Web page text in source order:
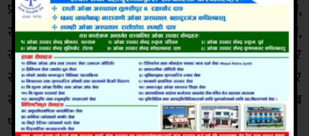
प्रतिमहिना रु ६१ हजार, उपसभामुख,विपक्षी दलको नेता,
सत्तापक्षका सचेतकले रु ५९ हजार सातसय ८०, दलको नेता,
सत्तापक्षका प्रमुख सचेतक, विपक्षी दलका प्रमुख सचेतक र
सभापतिले रु ५८ हजार चारसय ९०, दलका प्रमुख सचेतक र
सचेतकले ५५ हजार र सदस्यले ५४ हजार छसय रुपैयाँ तलब
पाउनेछन् ।